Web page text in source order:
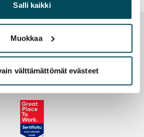
kun olet käyttänyt heidän
Salli kaikki
Muokkaa
välttämättömät evästeet
Usein kysyttyä
SATO
JOULU 2024-2025
SUOMI